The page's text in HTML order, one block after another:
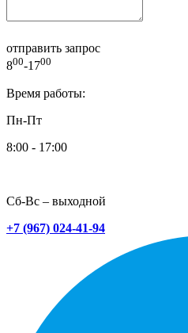
отправить запрос
800-1700
Время работы:
Пн-Пт
8:00 - 17:00
Сб-Вс – выходной
+7 (967) 024-41-94